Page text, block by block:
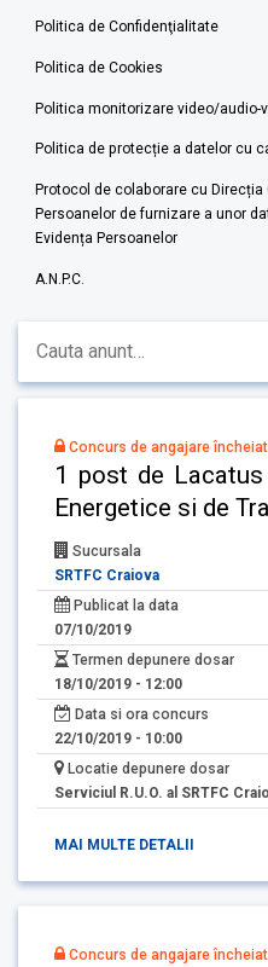
Politica de Confidenţialitate
Politica de Cookies
Politica monitorizare video/audio-
Politica de protecție a datelor cu
Protocol de colaborare cu Direcția
Persoanelor de furnizare a unor
Evidența Persoanelor
A.N.P.C.
Concurs de angajare încheiat
1 post de
Energetice si de
Sucursala
SRTFC Craiova
Publicat la data
07/10/2019
Termen depunere dosar
18/10/2019 - 12:00
Data si ora concurs
22/10/2019 - 10:00
Locatie depunere dosar
Serviciul R.U.O. al SRTFC
MAI MULTE DETALII
Concurs de angajare încheiat